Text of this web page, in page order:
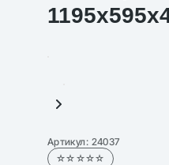
Артикул: 24037
☆☆☆☆☆